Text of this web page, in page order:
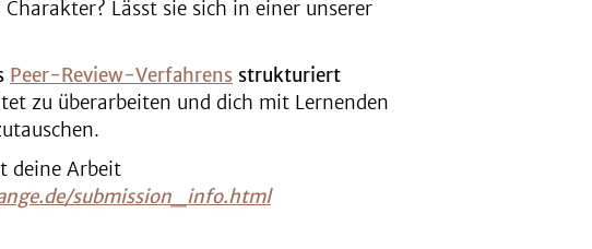
Lässt sie sich in einer unserer
Peer-Review-Verfahrens strukturiert
zu überarbeiten und dich mit Lernenden
deine Arbeit
submission_info.html